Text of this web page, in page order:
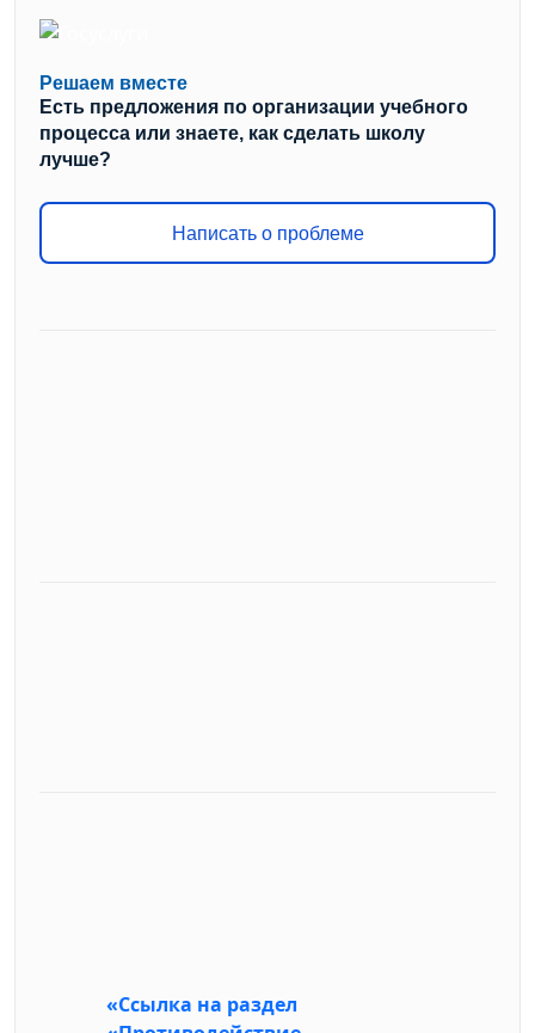
Решаем вместе
Есть предложения по организации учебного
процесса или знаете, как сделать школу
лучше?
Написать о проблеме
«Ссылка на раздел